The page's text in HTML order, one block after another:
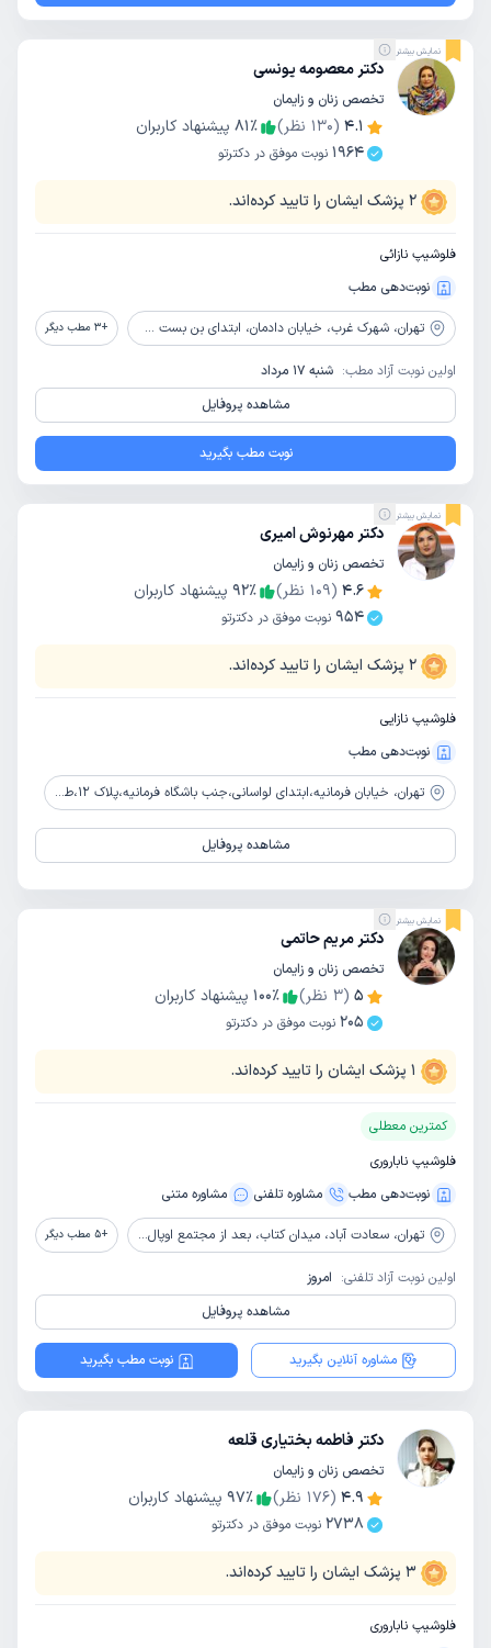
نمایش بیشتر
دکتر معصومه یونسی
تخصص زنان و زایمان
4.1
(
130 نظر) 81٪
پیشنهاد کاربران
1964 نوبت موفق در دکترتو
2 پزشک ایشان را تایید کرده‌اند.
فلوشیپ نازائی
نوبت‌دهی مطب
تهران، شهرک غرب، خیابان دادمان، ابتدای بن بست صدف (روبروی حسن سیف)، پلاک 15، طبقه 5 +
3 مطب دیگر
اولین نوبت آزاد مطب: شنبه 17 مرداد
مشاهده پروفایل
نوبت مطب بگیرید
نمایش بیشتر
دکتر مهرنوش امیری
تخصص زنان و زایمان
4.6
(
109 نظر) 92٪
پیشنهاد کاربران
954 نوبت موفق در دکترتو
2 پزشک ایشان را تایید کرده‌اند.
فلوشیپ نازایی
نوبت‌دهی مطب
تهران، خیابان فرمانیه،ابتدای لواسانی،جنب باشگاه فرمانیه،پلاک 12،طبقه 5،واحد 18
مشاهده پروفایل
نمایش بیشتر
دکتر مریم حاتمی
تخصص زنان و زایمان
5
(
3 نظر) 100٪
پیشنهاد کاربران
205 نوبت موفق در دکترتو
1 پزشک ایشان را تایید کرده‌اند.
کمترین معطلی
فلوشیپ ناباروری
نوبت‌دهی مطب
مشاوره‌ تلفنی مشاوره‌ متنی
تهران، سعادت آباد، میدان کتاب، بعد از مجتمع اوپال، بین شیرینی الف و داروخانه، پلاک 19 +
5 مطب دیگر
اولین نوبت آزاد تلفنی: امروز
مشاهده پروفایل
مشاوره آنلاین بگیرید نوبت مطب بگیرید
دکتر فاطمه بختیاری قلعه
تخصص زنان و زایمان
4.9
(
176 نظر) 97٪
پیشنهاد کاربران
2738 نوبت موفق در دکترتو
3 پزشک ایشان را تایید کرده‌اند.
فلوشیپ ناباروری